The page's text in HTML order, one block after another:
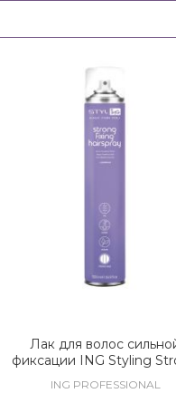
Лак для волос
фиксации ING Styling
ING PROFESSIONAL